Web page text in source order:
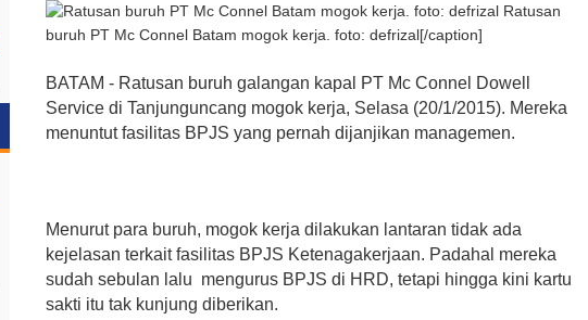
Ratusan
buruh PT Mc Connel Batam mogok kerja. foto: defrizal[/caption]
BATAM - Ratusan buruh galangan kapal PT Mc Connel Dowell
Service di Tanjunguncang mogok kerja, Selasa (20/1/2015). Mereka
menuntut fasilitas BPJS yang pernah dijanjikan managemen.
Menurut para buruh, mogok kerja dilakukan lantaran tidak ada
kejelasan terkait fasilitas BPJS Ketenagakerjaan. Padahal mereka
sudah sebulan lalu mengurus BPJS di HRD, tetapi hingga kini kartu
sakti itu tak kunjung diberikan.